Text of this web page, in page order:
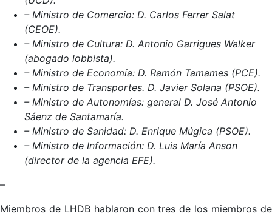
– Ministro de Comercio: D. Carlos Ferrer Salat
(CEOE).
– Ministro de Cultura: D. Antonio Garrigues Walker
(abogado lobbista).
– Ministro de Economía: D. Ramón Tamames (PCE).
– Ministro de Transportes. D. Javier Solana (PSOE).
– Ministro de Autonomías: general D. José Antonio
Sáenz de Santamaría.
– Ministro de Sanidad: D. Enrique Múgica (PSOE).
– Ministro de Información: D. Luis María Anson
(director de la agencia EFE).
–
Miembros de LHDB hablaron con tres de los miembros de